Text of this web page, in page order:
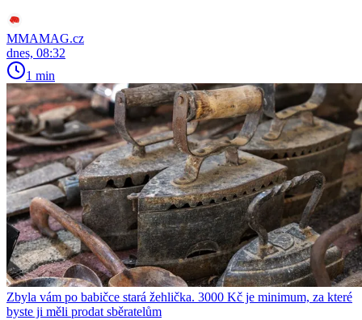
MMAMAG.cz
dnes, 08:32
1 min
Zbyla vám po babičce stará žehlička. 3000 Kč je minimum, za které
byste ji měli prodat sběratelům